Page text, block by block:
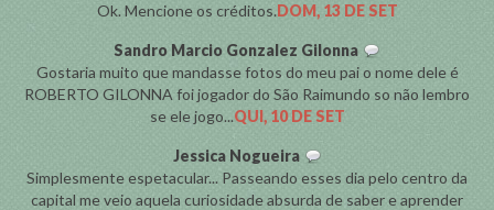
Ok. Mencione os créditos.DOM, 13 DE SET
Sandro Marcio Gonzalez Gilonna
Gostaria muito que mandasse fotos do meu pai o nome dele é
ROBERTO GILONNA foi jogador do São Raimundo so não lembro
se ele jogo...QUI, 10 DE SET
Jessica Nogueira
Simplesmente espetacular... Passeando esses dia pelo centro da
capital me veio aquela curiosidade absurda de saber e aprender